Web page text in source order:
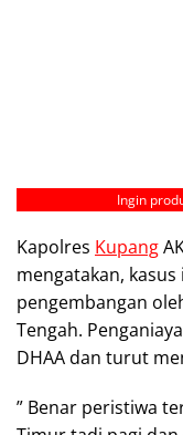
Ingin
Kapolres Kupang
mengatakan,
pengembangan
Tengah.
DHAA dan turut
” Benar peristiwa